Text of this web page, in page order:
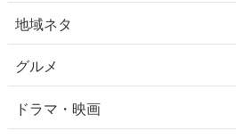
地域ネタ
グルメ
ドラマ・映画